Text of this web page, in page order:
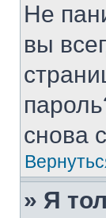
Не
вы
снова
» Я